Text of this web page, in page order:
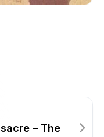
– The